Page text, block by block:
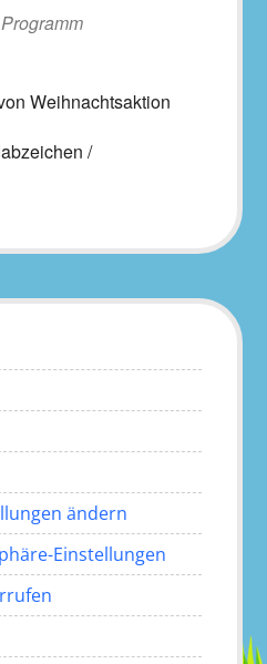
Programm
Weihnachtsaktion
/
ändern
Einstellungen